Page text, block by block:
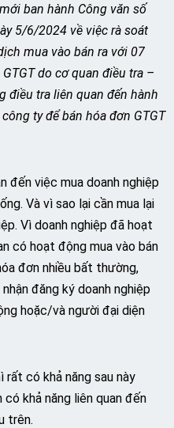
ban hành Công văn số
5/6/2024 về việc rà soát
mua vào bán ra với 07
do cơ quan điều tra –
điều tra liên quan đến hành
ty để bán hóa đơn GTGT
đến việc mua doanh nghiệp
Và vì sao lại cần mua lại
Vì doanh nghiệp đã hoạt
có hoạt động mua vào bán
đơn nhiều bất thường,
đăng ký doanh nghiệp
hoặc/và người đại diện
rất có khả năng sau này
khả năng liên quan đến
trên.